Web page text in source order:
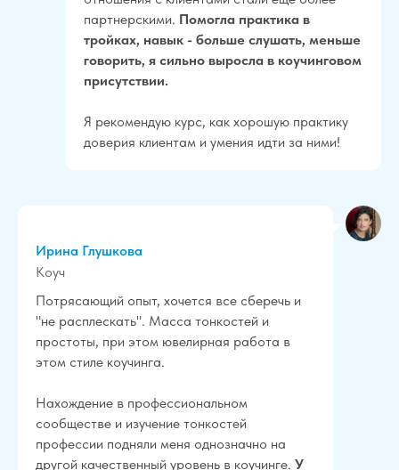
партнерскими. Помогла практика в
тройках, навык - больше слушать, меньше
говорить, я сильно выросла в коучинговом
присутствии.
Я рекомендую курс, как хорошую практику
доверия клиентам и умения идти за ними!
Ирина Глушкова
Коуч
Потрясающий опыт, хочется все сберечь и
"не расплескать". Масса тонкостей и
простоты, при этом ювелирная работа в
этом стиле коучинга.
Нахождение в профессиональном
сообществе и изучение тонкостей
профессии подняли меня однозначно на
другой качественный уровень в коучинге. У